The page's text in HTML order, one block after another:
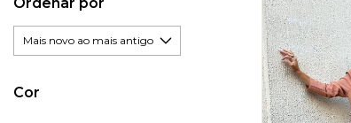
Cor